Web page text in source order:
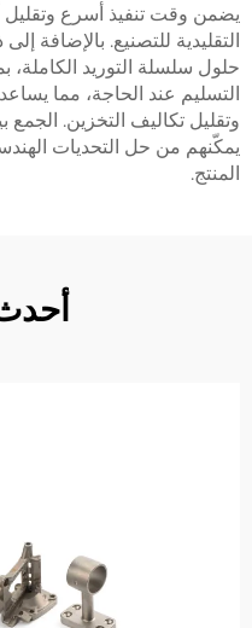
يضمن وقت تنفيذ أسرع وتقليل
التقليدية للتصنيع. بالإضافة
حلول سلسلة التوريد الكاملة،
التسليم عند الحاجة، مما
وتقليل تكاليف التخزين. الجمع
يمكّنهم من حل التحديات
المنتج.